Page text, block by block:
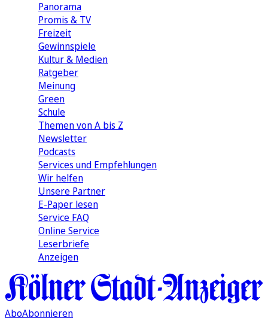
Panorama
Promis & TV
Freizeit
Gewinnspiele
Kultur & Medien
Ratgeber
Meinung
Green
Schule
Themen von A bis Z
Newsletter
Podcasts
Services und Empfehlungen
Wir helfen
Unsere Partner
E-Paper lesen
Service FAQ
Online Service
Leserbriefe
Anzeigen
AboAbonnieren